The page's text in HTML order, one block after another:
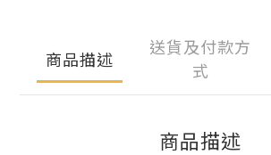
商品描述
送貨及付款方
式
商品描述